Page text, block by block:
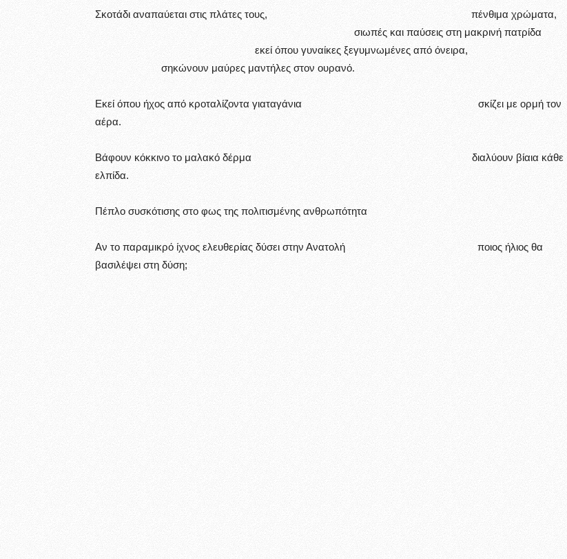
Σκοτάδι αναπαύεται στις πλάτες τους, πένθιμα χρώματα,
σιωπές και παύσεις στη μακρινή πατρίδα
εκεί όπου γυναίκες ξεγυμνωμένες από όνειρα,
σηκώνουν μαύρες μαντήλες στον ουρανό.
Εκεί όπου ήχος από κροταλίζοντα γιαταγάνια σκίζει με ορμή τον
αέρα.
Βάφουν κόκκινο το μαλακό δέρμα διαλύουν βίαια κάθε
ελπίδα.
Πέπλο συσκότισης στο φως της πολιτισμένης ανθρωπότητα
Αν το παραμικρό ίχνος ελευθερίας δύσει στην Ανατολή ποιος ήλιος θα
βασιλέψει στη δύση;